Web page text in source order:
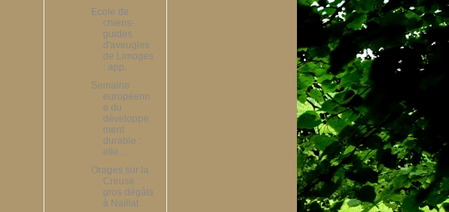
Ecole de
chiens-
guides
d'aveugles
de Limoges
: app...
Semaine
européenn
e du
développe
ment
durable :
elle...
Orages sur la
Creuse :
gros dégâts
à Naillat